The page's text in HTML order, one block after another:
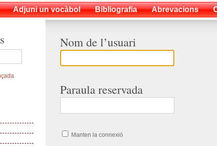
Adjuni un vocàbol Bibliografia Abrevacions
Nom de l’usuari
Paraula reservada
Manten la connexió